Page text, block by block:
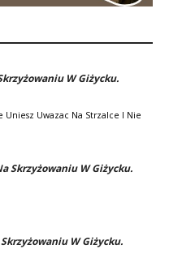
W Giżycku.
Uniesz Uwazac Na Strzalce I Nie
Skrzyżowaniu W Giżycku.
W Giżycku.